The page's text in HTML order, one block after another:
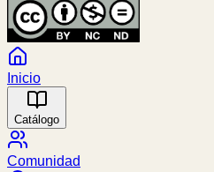
Inicio
Catálogo
Comunidad